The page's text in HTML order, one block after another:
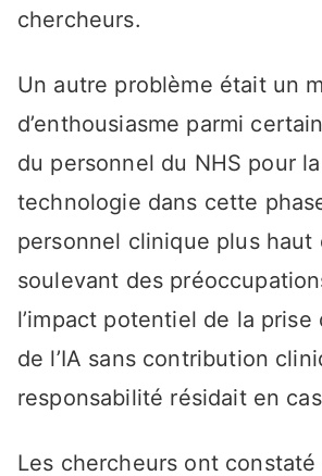
chercheurs.
Un autre problème était un
d’enthousiasme parmi
du personnel du NHS pour
technologie dans cette
personnel clinique plus haut
soulevant des
l’impact potentiel de la prise
de l’IA sans contribution
responsabilité résidait en
Les chercheurs ont constaté